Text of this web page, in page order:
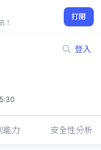
！
打開
登入
能力 安全性分析